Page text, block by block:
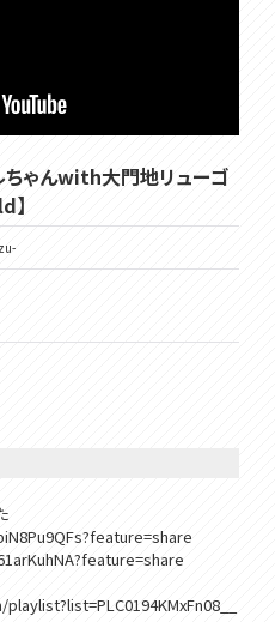
ちゃんwith大門地リューゴ